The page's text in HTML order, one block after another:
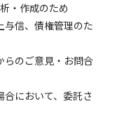
・作成のため
与信、債権管理のた
らのご意見・お問合
において、委託さ